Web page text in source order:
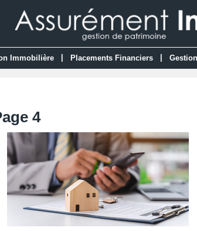
Immobilière Placements Financiers
4